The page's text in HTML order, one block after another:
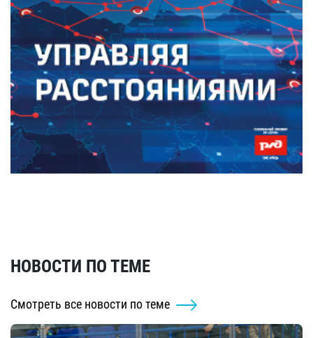
НОВОСТИ ПО ТЕМЕ
Смотреть все новости по теме